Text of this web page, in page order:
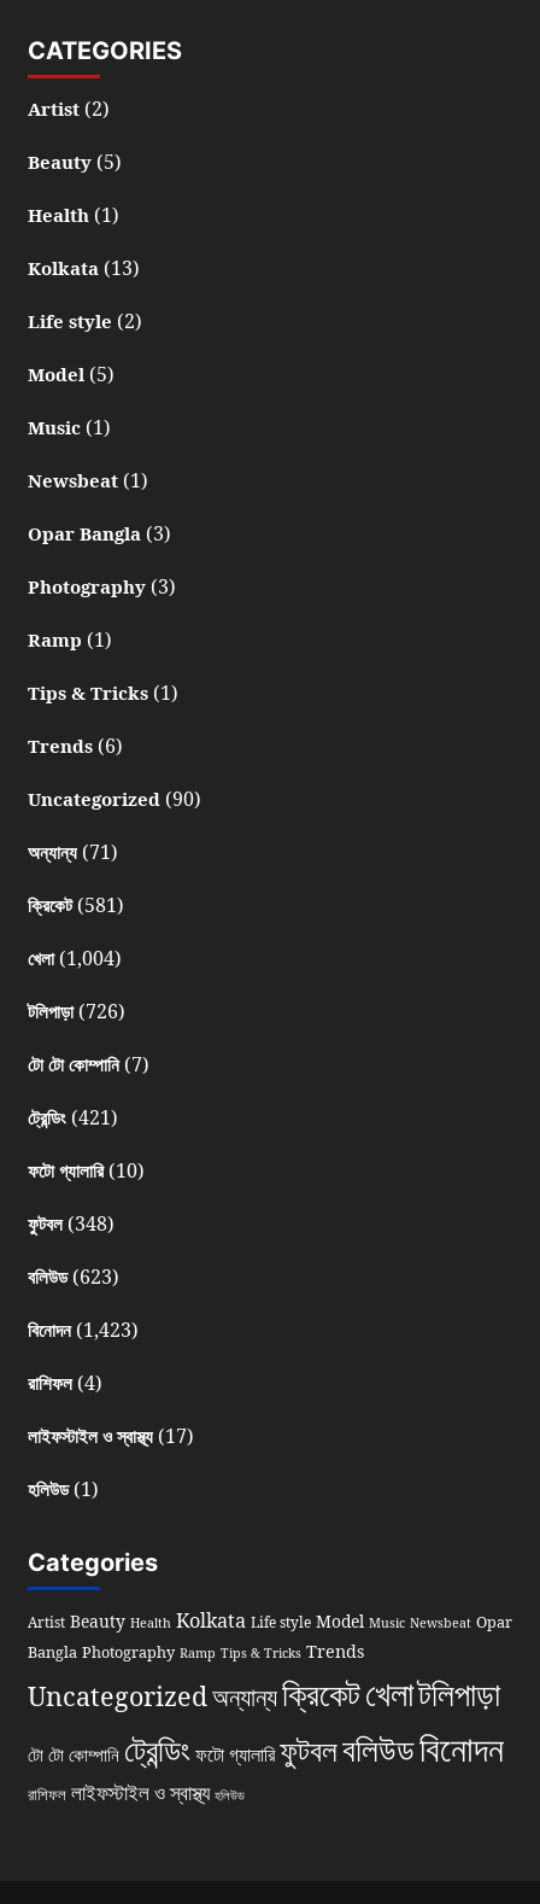
CATEGORIES
Artist(2)
Beauty(5)
Health(1)
Kolkata(13)
Life style (2)
Model(5)
Music(1)
Newsbeat(1)
Opar Bangla(3)
Photography(3)
Ramp (1)
Tips & Tricks(1)
Trends(6)
Uncategorized(90)
অন্যান্য(71)
ক্রিকেট(581)
খেলা(1,004)
টলিপাড়া(726)
টো টো কোম্পানি(7)
ট্রেন্ডিং(421)
ফটো গ্যালারি(10)
ফুটবল(348)
বলিউড(623)
বিনোদন(1,423)
রাশিফল(4)
লাইফস্টাইল ও স্বাস্থ্য(17)
হলিউড(1)
Categories
Artist Beauty Health Kolkata Life style Model Music Newsbeat Opar
Bangla Photography Ramp Tips & Tricks Trends
Uncategorizedঅন্যান্যক্রিকেটখেলাটলিপাড়া
টো টো কোম্পানি ট্রেন্ডিং ফটো গ্যালারি ফুটবলবলিউডবিনোদন
রাশিফল লাইফস্টাইল ও স্বাস্থ্য হলিউড